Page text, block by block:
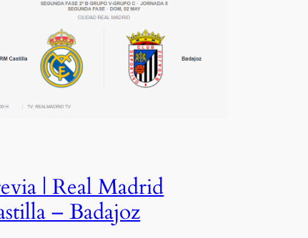
| Real Madrid
– Badajoz